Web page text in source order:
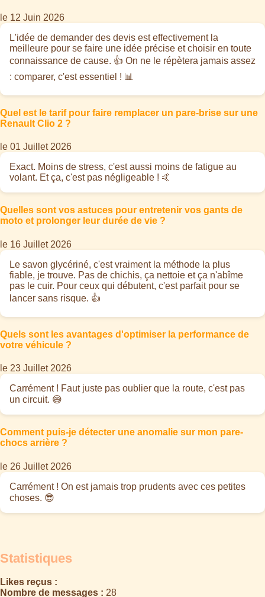
le 12 Juin 2026
L'idée de demander des devis est effectivement la
meilleure pour se faire une idée précise et choisir en toute
connaissance de cause. 👍 On ne le répètera jamais assez
: comparer, c'est essentiel ! 📊
Quel est le tarif pour faire remplacer un pare-brise sur une
Renault Clio 2 ?
le 01 Juillet 2026
Exact. Moins de stress, c'est aussi moins de fatigue au
volant. Et ça, c'est pas négligeable ! 🤙
Quelles sont vos astuces pour entretenir vos gants de
moto et prolonger leur durée de vie ?
le 16 Juillet 2026
Le savon glycériné, c'est vraiment la méthode la plus
fiable, je trouve. Pas de chichis, ça nettoie et ça n'abîme
pas le cuir. Pour ceux qui débutent, c'est parfait pour se
lancer sans risque. 👍
Quels sont les avantages d'optimiser la performance de
votre véhicule ?
le 23 Juillet 2026
Carrément ! Faut juste pas oublier que la route, c'est pas
un circuit. 😅
Comment puis-je détecter une anomalie sur mon pare-
chocs arrière ?
le 26 Juillet 2026
Carrément ! On est jamais trop prudents avec ces petites
choses. 😎
Statistiques
Likes reçus :
Nombre de messages : 28